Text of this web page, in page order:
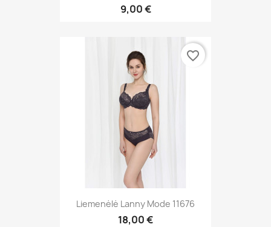
9,00 €
Liemenėlė Lanny Mode 11676
18,00 €
favorite_border